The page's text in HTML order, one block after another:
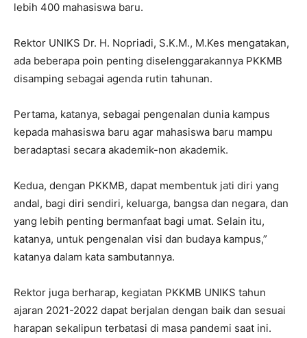
lebih 400 mahasiswa baru.
Rektor UNIKS Dr. H. Nopriadi, S.K.M., M.Kes mengatakan,
ada beberapa poin penting diselenggarakannya PKKMB
disamping sebagai agenda rutin tahunan.
Pertama, katanya, sebagai pengenalan dunia kampus
kepada mahasiswa baru agar mahasiswa baru mampu
beradaptasi secara akademik-non akademik.
Kedua, dengan PKKMB, dapat membentuk jati diri yang
andal, bagi diri sendiri, keluarga, bangsa dan negara, dan
yang lebih penting bermanfaat bagi umat. Selain itu,
katanya, untuk pengenalan visi dan budaya kampus,”
katanya dalam kata sambutannya.
Rektor juga berharap, kegiatan PKKMB UNIKS tahun
ajaran 2021-2022 dapat berjalan dengan baik dan sesuai
harapan sekalipun terbatasi di masa pandemi saat ini.